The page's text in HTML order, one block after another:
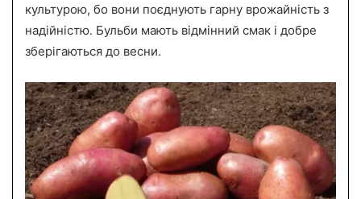
культурою, бо вони поєднують гарну врожайність з
надійністю. Бульби мають відмінний смак і добре
зберігаються до весни.